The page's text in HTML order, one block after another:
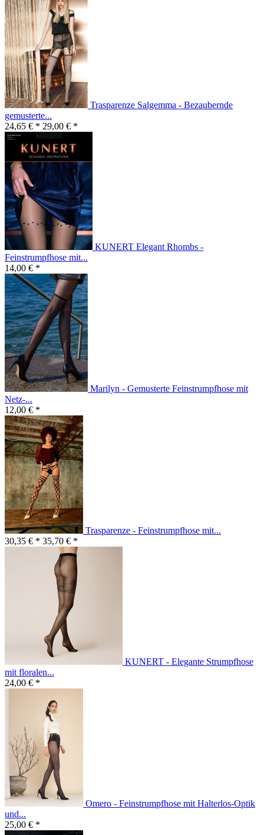
Trasparenze Salgemma - Bezaubernde
gemusterte...
24,65 € * 29,00 € *
KUNERT Elegant Rhombs -
Feinstrumpfhose mit...
14,00 € *
Marilyn - Gemusterte Feinstrumpfhose mit
Netz-...
12,00 € *
Trasparenze - Feinstrumpfhose mit...
30,35 € * 35,70 € *
KUNERT - Elegante Strumpfhose
mit floralen...
24,00 € *
Omero - Feinstrumpfhose mit Halterlos-Optik
und...
25,00 € *